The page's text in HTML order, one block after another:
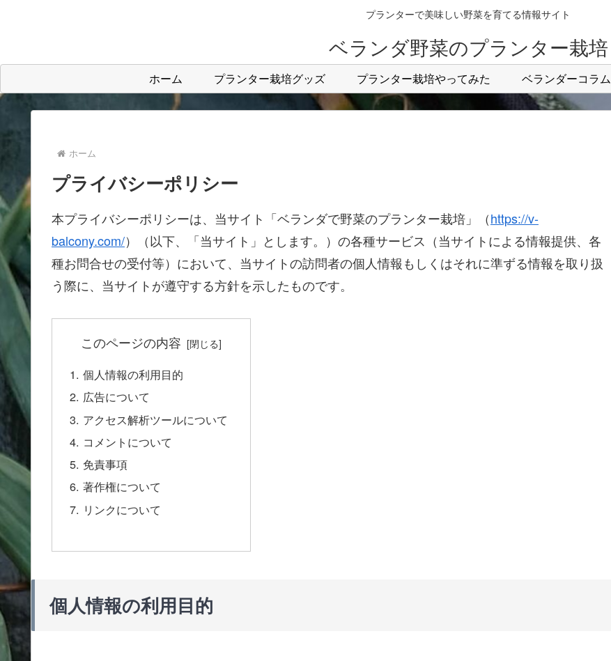
プランターで美味しい野菜を育てる情報サイト
ベランダ野菜のプランター栽培
ホーム プランター栽培グッズ プランター栽培やってみた ベランダーコラム
ホーム
プライバシーポリシー
本プライバシーポリシーは、当サイト「ベランダで野菜のプランター栽培」（https://v-
balcony.com/）（以下、「当サイト」とします。）の各種サービス（当サイトによる情報提供、各
種お問合せの受付等）において、当サイトの訪問者の個人情報もしくはそれに準ずる情報を取り扱
う際に、当サイトが遵守する方針を示したものです。
このページの内容
個人情報の利用目的
広告について
アクセス解析ツールについて
コメントについて
免責事項
著作権について
リンクについて
個人情報の利用目的